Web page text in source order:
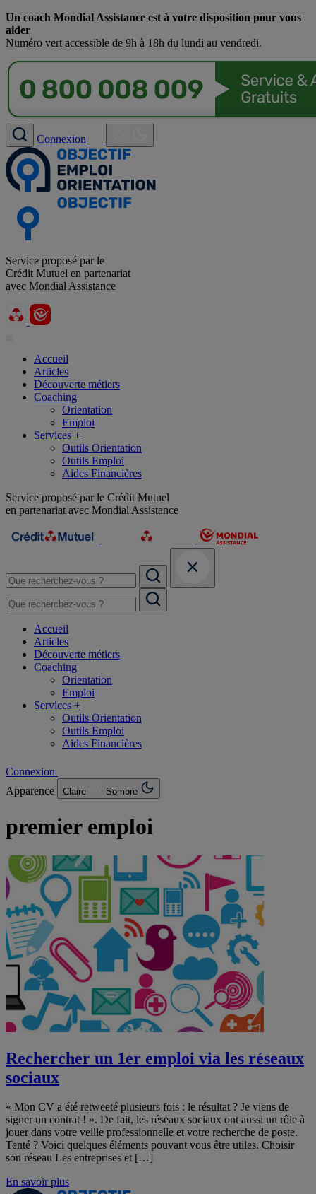
Un coach Mondial Assistance est à votre disposition pour vous
aider
Numéro vert accessible de 9h à 18h du lundi au vendredi.
Connexion
Service proposé par le
Crédit Mutuel en partenariat
avec Mondial Assistance
Accueil
Articles
Découverte métiers
Coaching
Orientation
Emploi
Services +
Outils Orientation
Outils Emploi
Aides Financières
Service proposé par le Crédit Mutuel
en partenariat avec Mondial Assistance
Accueil
Articles
Découverte métiers
Coaching
Orientation
Emploi
Services +
Outils Orientation
Outils Emploi
Aides Financières
Connexion
Apparence
Claire Sombre
premier emploi
Rechercher un 1er emploi via les réseaux
sociaux
« Mon CV a été retweeté plusieurs fois : le résultat ? Je viens de
signer un contrat ! ». De fait, les réseaux sociaux ont aussi un rôle à
jouer dans votre veille professionnelle et votre recherche de poste.
Tenté ? Voici quelques éléments pouvant vous être utiles. Choisir
son réseau Les entreprises et […]
En savoir plus